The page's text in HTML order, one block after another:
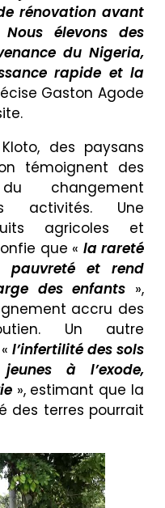
rénovation avant
élevons des
du Nigeria,
rapide et la
Gaston Agode
des paysans
témoignent des
changement
activités. Une
agricoles et
que « la rareté
pauvreté et rend
des enfants »,
accru des
Un autre
l’infertilité des sols
à l’exode,
», estimant que la
des terres pourrait